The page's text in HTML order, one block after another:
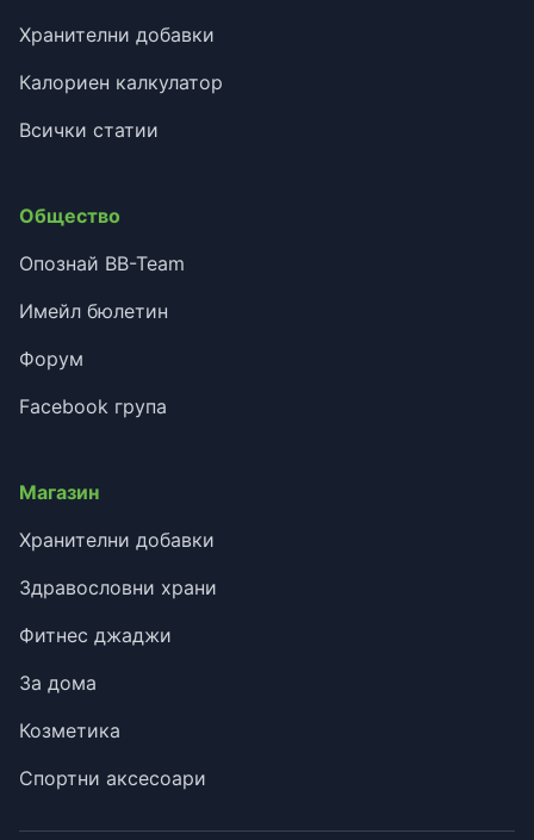
Хранителни добавки
Калориен калкулатор
Всички статии
Общество
Опознай BB-Team
Имейл бюлетин
Форум
Facebook група
Магазин
Хранителни добавки
Здравословни храни
Фитнес джаджи
За дома
Козметика
Спортни аксесоари